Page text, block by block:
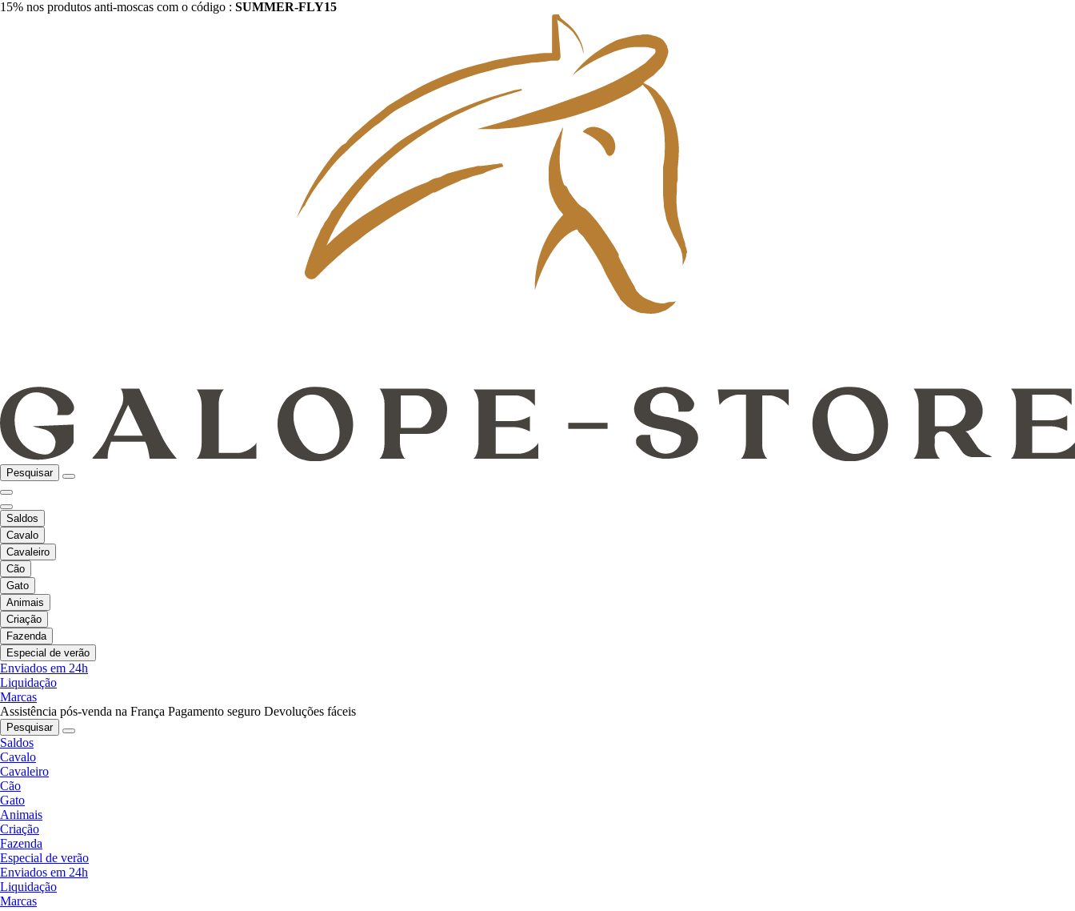
15% nos produtos anti-moscas com o código : SUMMER-FLY15
Pesquisar
Saldos
Cavalo
Cavaleiro
Cão
Gato
Animais
Criação
Fazenda
Especial de verão
Enviados em 24h
Liquidação
Marcas
Assistência pós-venda na França Pagamento seguro Devoluções fáceis
Pesquisar
Saldos
Cavalo
Cavaleiro
Cão
Gato
Animais
Criação
Fazenda
Especial de verão
Enviados em 24h
Liquidação
Marcas